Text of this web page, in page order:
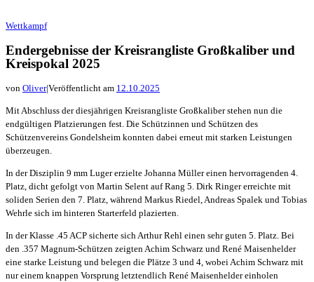
Wettkampf
Endergebnisse der Kreisrangliste Großkaliber und
Kreispokal 2025
von Oliver|Veröffentlicht am 12.10.2025
Mit Abschluss der diesjährigen Kreisrangliste Großkaliber stehen nun die
endgültigen Platzierungen fest. Die Schützinnen und Schützen des
Schützenvereins Gondelsheim konnten dabei erneut mit starken Leistungen
überzeugen.
In der Disziplin 9 mm Luger erzielte Johanna Müller einen hervorragenden 4.
Platz, dicht gefolgt von Martin Selent auf Rang 5. Dirk Ringer erreichte mit
soliden Serien den 7. Platz, während Markus Riedel, Andreas Spalek und Tobias
Wehrle sich im hinteren Starterfeld plazierten.
In der Klasse .45 ACP sicherte sich Arthur Rehl einen sehr guten 5. Platz. Bei
den .357 Magnum-Schützen zeigten Achim Schwarz und René Maisenhelder
eine starke Leistung und belegen die Plätze 3 und 4, wobei Achim Schwarz mit
nur einem knappen Vorsprung letztendlich René Maisenhelder einholen